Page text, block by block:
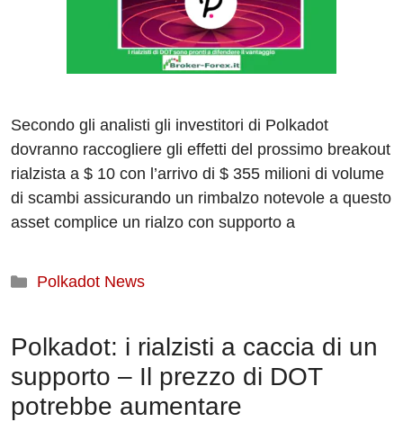
Secondo gli analisti gli investitori di Polkadot
dovranno raccogliere gli effetti del prossimo breakout
rialzista a $ 10 con l’arrivo di $ 355 milioni di volume
di scambi assicurando un rimbalzo notevole a questo
asset complice un rialzo con supporto a
Categorie
Polkadot News
Polkadot: i rialzisti a caccia di un
supporto – Il prezzo di DOT
potrebbe aumentare